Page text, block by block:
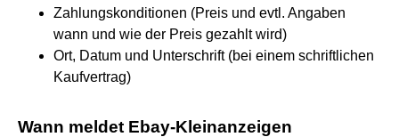
Zahlungskonditionen (Preis und evtl. Angaben
wann und wie der Preis gezahlt wird)
Ort, Datum und Unterschrift (bei einem schriftlichen
Kaufvertrag)
Wann meldet Ebay-Kleinanzeigen